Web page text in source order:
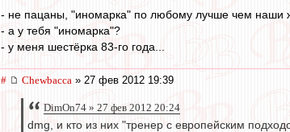
- не пацаны, "иномарка" по любому лучше чем наши
- а у тебя "иномарка"?
- у меня шестёрка 83-го года...
# Chewbacca » 27 фев 2012 19:39
DimOn74 » 27 фев 2012 20:24
dmg, и кто из них "тренер с европейским